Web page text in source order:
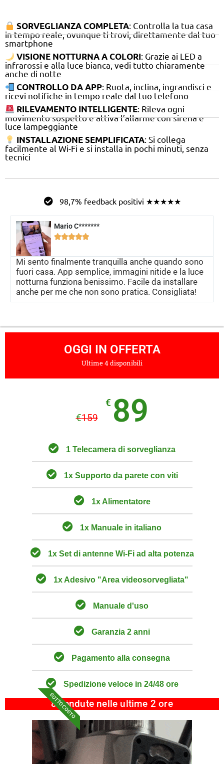
SORVEGLIANZA COMPLETA: Controlla la tua casa
in tempo reale, ovunque ti trovi, direttamente dal tuo
smartphone
VISIONE NOTTURNA A COLORI: Grazie ai LED a
infrarossi e alla luce bianca, vedi tutto chiaramente
anche di notte
CONTROLLO DA APP: Ruota, inclina, ingrandisci e
ricevi notifiche in tempo reale dal tuo telefono
RILEVAMENTO INTELLIGENTE: Rileva ogni
movimento sospetto e attiva l’allarme con sirena e
luce lampeggiante
INSTALLAZIONE SEMPLIFICATA: Si collega
facilmente al Wi-Fi e si installa in pochi minuti, senza
tecnici
98,7% feedback positivi ★★★★★
Mario C*******

Mi sento finalmente tranquilla anche quando sono
fuori casa. App semplice, immagini nitide e la luce
notturna funziona benissimo. Facile da installare
anche per me che non sono pratica. Consigliata!
OGGI IN OFFERTA
Ultime 4 disponibili
€159
€ 89
1 Telecamera di sorveglianza
1x Supporto da parete con viti
1x Alimentatore
1x Manuale in italiano
1x Set di antenne Wi-Fi ad alta potenza
1x Adesivo "Area videosorvegliata"
Manuale d'uso
Garanzia 2 anni
Pagamento alla consegna
Spedizione veloce in 24/48 ore
SOTTO COSTO
8 vendute nelle ultime 2 ore